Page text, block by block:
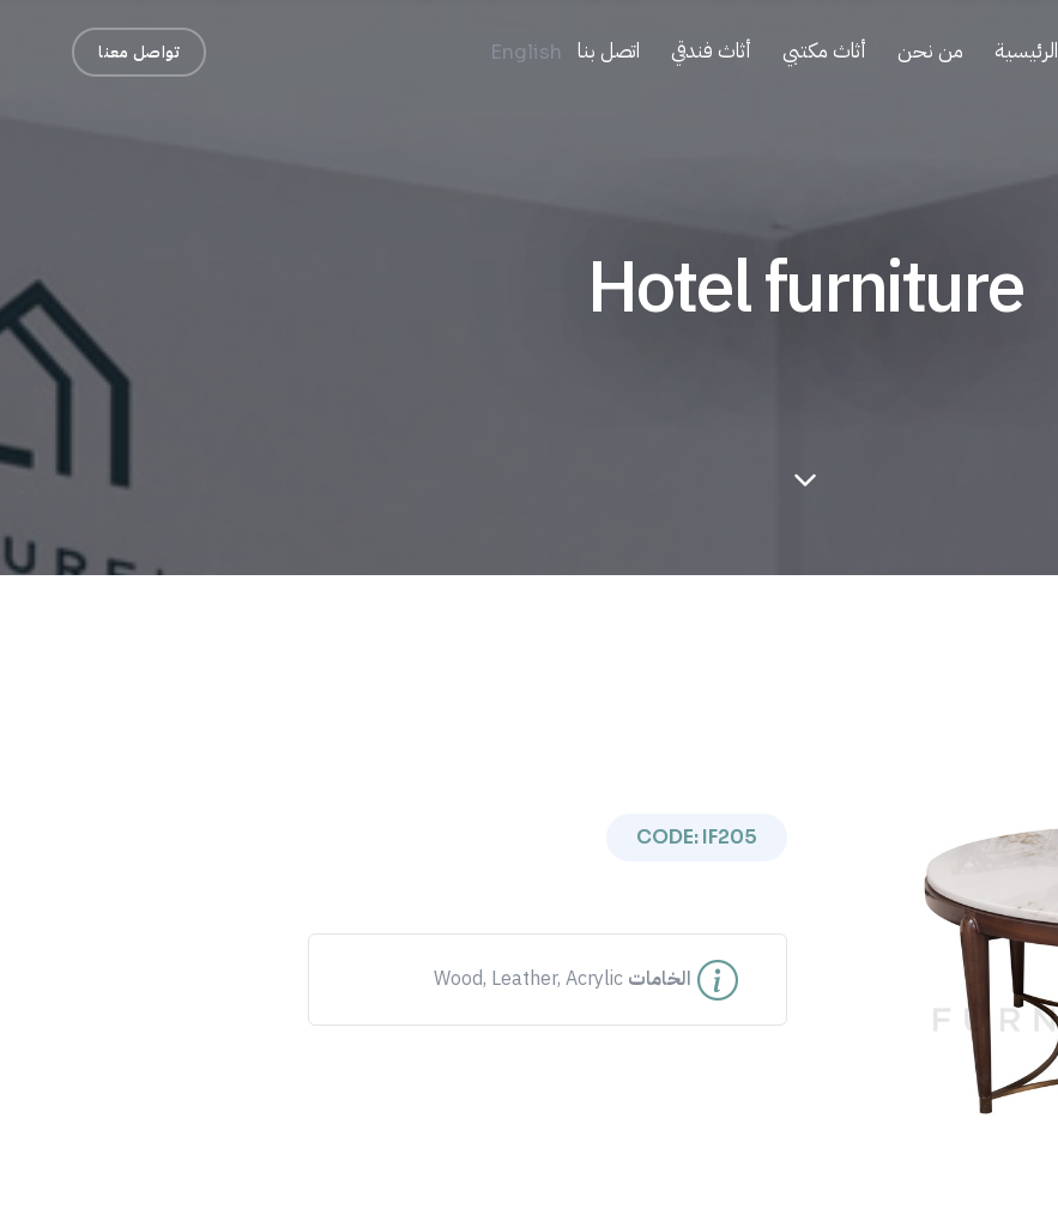
الرئيسية من نحن أثاث مكتبي أثاث فندقي اتصل بنا English تواصل معنا
Hotel furniture
CODE: IF205
الخامات Wood, Leather, Acrylic